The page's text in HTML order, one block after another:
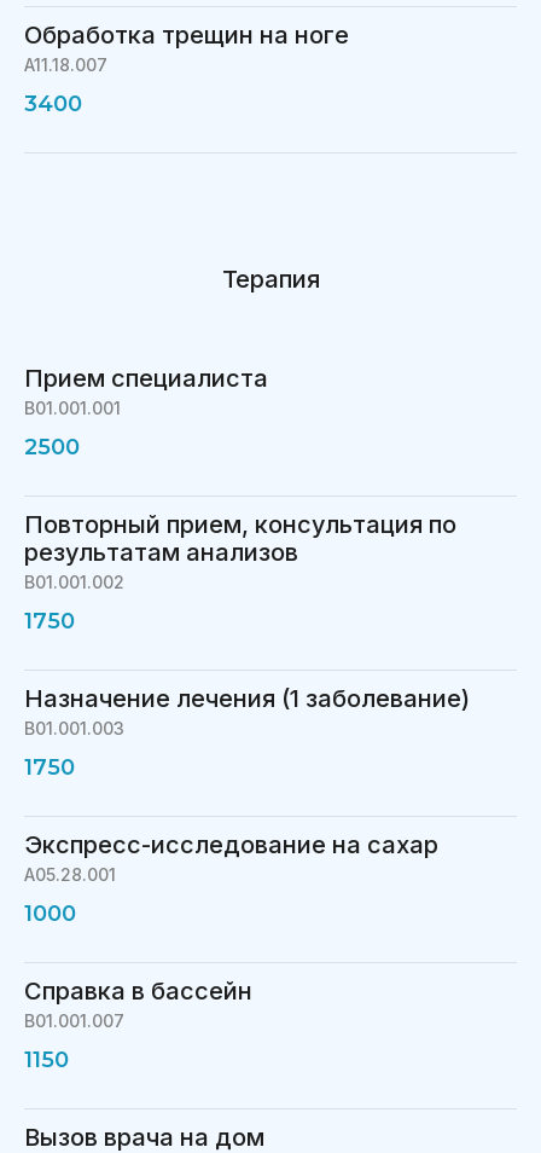
Обработка трещин на ноге
A11.18.007
3400
Терапия
Прием специалиста
B01.001.001
2500
Повторный прием, консультация по
результатам анализов
B01.001.002
1750
Назначение лечения (1 заболевание)
B01.001.003
1750
Экспресс-исследование на сахар
A05.28.001
1000
Справка в бассейн
B01.001.007
1150
Вызов врача на дом